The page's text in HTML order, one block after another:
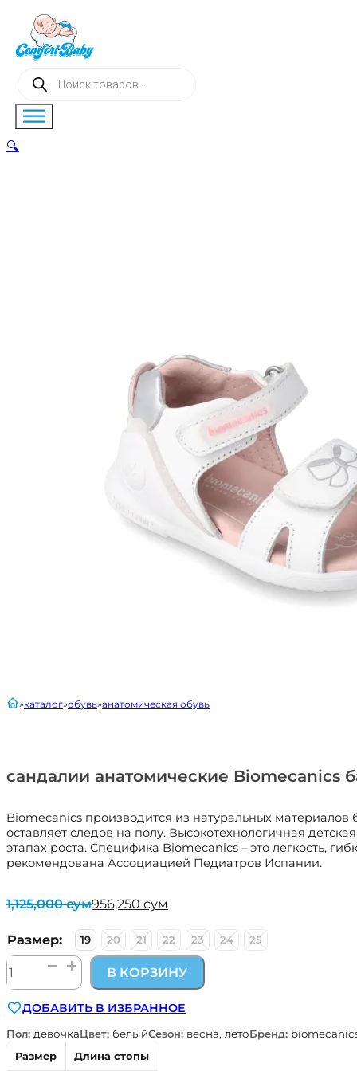
Поиск
товаров
сандалии анатомические Biomecanics
Biomecanics производится из натуральных
оставляет следов на полу. Высокотехнологичная
этапах роста. Специфика Biomecanics – это легкость,
рекомендована Ассоциацией Педиатров Испании.
главнаякаталог обувь анатомическая обувь
1,125,000сум
Первоначальная
составляла
1,125,000 сум.
956,250 сум
Текущая
956,250 сум.
Размер: 19 20 21 22 23 24 25
Количество
товара
анатомические
Biomecanics
бантик
В КОРЗИНУ
ДОБАВИТЬ В ИЗБРАННОЕ
Пол: девочкаЦвет: белыйСезон: весна, летоБренд:
Размер
Длина стопы
🔍